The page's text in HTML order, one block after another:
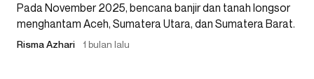
Pada November 2025, bencana banjir dan tanah longsor
menghantam Aceh, Sumatera Utara, dan Sumatera Barat.
Risma Azhari 1 bulan lalu